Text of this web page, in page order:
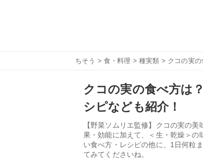
ちそう > 食・料理 >種実類 > クコの実の
クコの実の食べ方は
シピなども紹介！
【野菜ソムリエ監修】クコの実の
果・効能に加えて、＜生・乾燥＞の
い食べ方・レシピの他に、1日何粒
てみてくださいね。